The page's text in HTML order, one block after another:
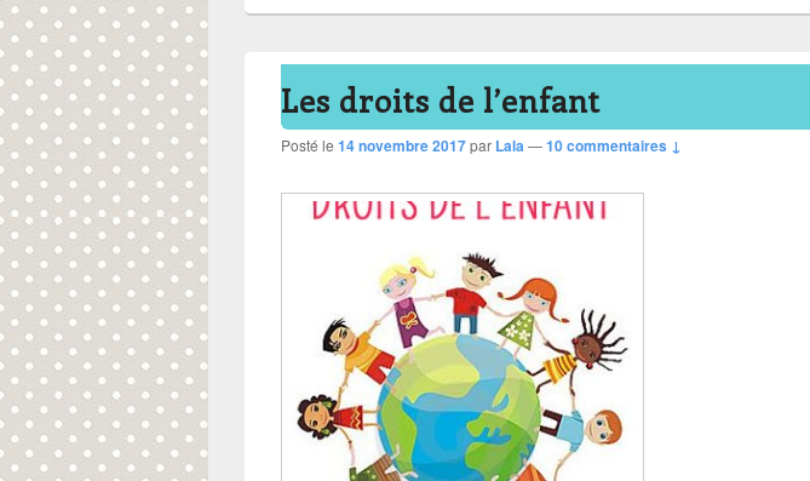
Les droits de l’enfant
Posté le 14 novembre 2017par Lala—10 commentaires ↓